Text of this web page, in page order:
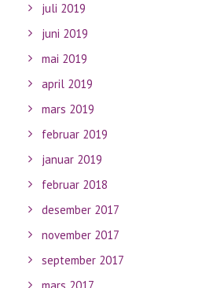
juli 2019
juni 2019
mai 2019
april 2019
mars 2019
februar 2019
januar 2019
februar 2018
desember 2017
november 2017
september 2017